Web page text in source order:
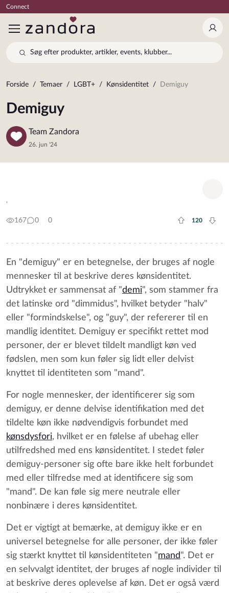
Connect
Log
Søg efter produkter, artikler, events, klubber...
Forside Temaer LGBT+ Kønsidentitet Demiguy
Demiguy
Team Zandora
26. jun '24
'
167 0 0
Plus rate
120
En "demiguy" er en betegnelse, der bruges af nogle
mennesker til at beskrive deres kønsidentitet.
Udtrykket er sammensat af "demi", som stammer fra
det latinske ord "dimmidus", hvilket betyder "halv"
eller "formindskelse", og "guy", der refererer til en
mandlig identitet. Demiguy er specifikt rettet mod
personer, der er blevet tildelt mandligt køn ved
fødslen, men som kun føler sig lidt eller delvist
knyttet til identiteten som "mand".
For nogle mennesker, der identificerer sig som
demiguy, er denne delvise identifikation med det
tildelte køn ikke nødvendigvis forbundet med
kønsdysfori, hvilket er en følelse af ubehag eller
utilfredshed med ens kønsidentitet. I stedet føler
demiguy-personer sig ofte bare ikke helt forbundet
med eller tilfredse med at identificere sig som
"mand". De kan føle sig mere neutrale eller
nonbinære i deres kønsidentitet.
Det er vigtigt at bemærke, at demiguy ikke er en
universel betegnelse for alle personer, der ikke føler
sig stærkt knyttet til kønsidentiteten "mand". Det er
en selvvalgt identitet, der bruges af nogle individer til
at beskrive deres oplevelse af køn. Det er også værd